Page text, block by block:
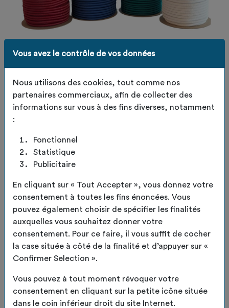
Vous avez le contrôle de vos données
Nous utilisons des cookies, tout comme nos
partenaires commerciaux, afin de collecter des
informations sur vous à des fins diverses, notamment
:
Fonctionnel
Statistique
Publicitaire
En cliquant sur « Tout Accepter », vous donnez votre
consentement à toutes les fins énoncées. Vous
pouvez également choisir de spécifier les finalités
auxquelles vous souhaitez donner votre
consentement. Pour ce faire, il vous suffit de cocher
la case située à côté de la finalité et d’appuyer sur «
Confirmer Selection ».
Vous pouvez à tout moment révoquer votre
consentement en cliquant sur la petite icône située
dans le coin inférieur droit du site Internet.
Sandow élastique pour
tendre et fixer vos
bâches
Notre sandow/corde élastique ø8mm
qualité est spécialement conçu pour
intérieur.
Grâce à son excellente élasticitéet à saforte
résistance mécanique, il permet une fixationfiable
tout en absorbant les contraintes liées au vent, aux
mouvements et aux variations de tension.
Polyvalent, ce sandow estparfaitementadaptépour
:
Les bâches de protection
Les bâches de pergola
LIRE LA SUITE
Coloris standards
Coloris spécifiques
Accessoires : Poulie et crochet de
fixation